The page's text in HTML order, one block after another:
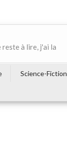
à lire, j'ai la
Science-Fiction